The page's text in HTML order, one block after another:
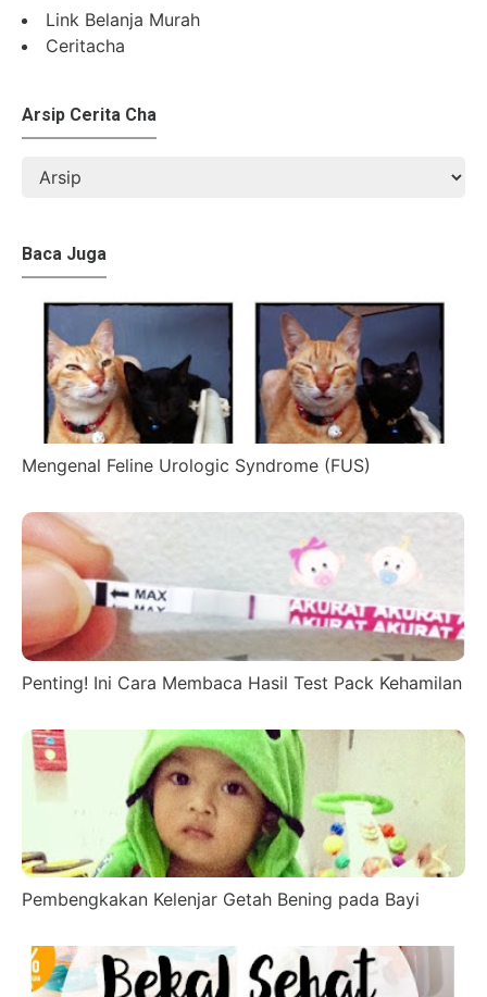
Link Belanja Murah
Ceritacha
Arsip Cerita Cha
Baca Juga
Mengenal Feline Urologic Syndrome (FUS)
Penting! Ini Cara Membaca Hasil Test Pack Kehamilan
Pembengkakan Kelenjar Getah Bening pada Bayi